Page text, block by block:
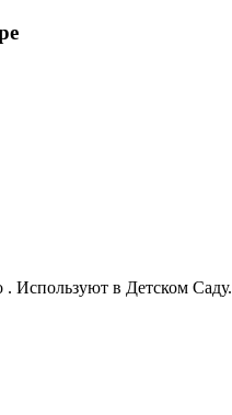
. Используют в Детском Саду.